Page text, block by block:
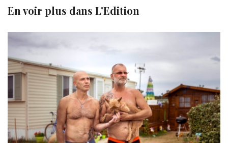
En voir plus dans L'Edition